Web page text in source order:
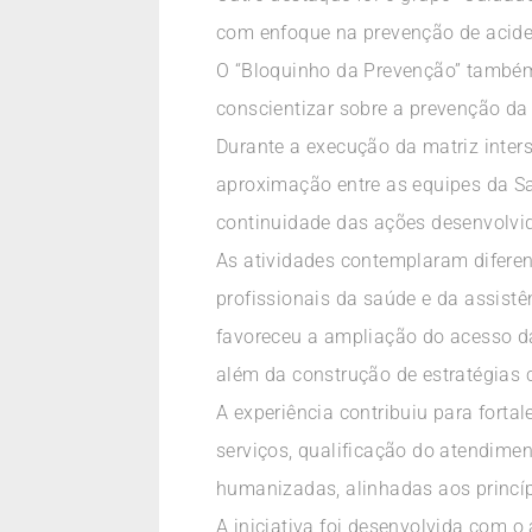
com enfoque na prevenção de
O “Bloquinho da Prevenção”
conscientizar sobre a prevenção
Durante a execução da matriz
aproximação entre as equipes da
continuidade das ações
As atividades contemplaram
profissionais da saúde e da
favoreceu a ampliação do acesso
além da construção de
A experiência contribuiu para
serviços, qualificação do
humanizadas, alinhadas aos
A iniciativa foi desenvolvida com o